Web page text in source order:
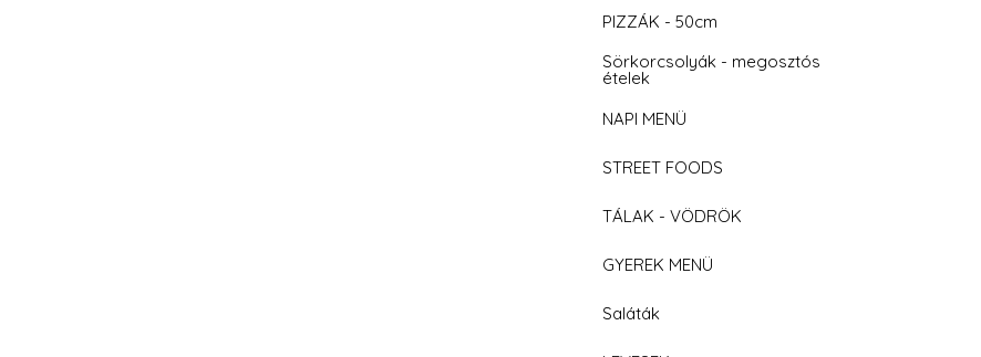
PIZZÁK - 50cm
Sörkorcsolyák - megosztós
ételek
NAPI MENÜ
STREET FOODS
TÁLAK - VÖDRÖK
GYEREK MENÜ
Saláták